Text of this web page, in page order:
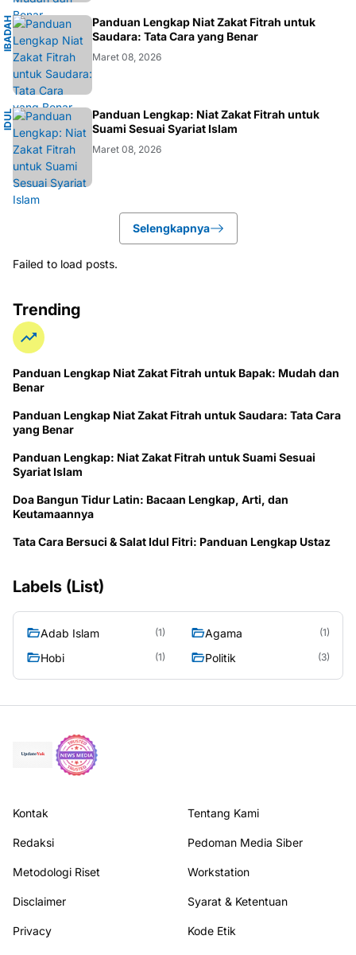
I
B
A
DA
H
I
S
L
AM
Panduan Lengkap Niat Zakat Fitrah untuk
Saudara: Tata Cara yang Benar
Maret 08, 2026
I
D
U
L
F
I
T
RI
Panduan Lengkap: Niat Zakat Fitrah untuk
Suami Sesuai Syariat Islam
Maret 08, 2026
Selengkapnya
Failed to load posts.
Trending
Panduan Lengkap Niat Zakat Fitrah untuk Bapak: Mudah dan
Benar
Panduan Lengkap Niat Zakat Fitrah untuk Saudara: Tata Cara
yang Benar
Panduan Lengkap: Niat Zakat Fitrah untuk Suami Sesuai
Syariat Islam
Doa Bangun Tidur Latin: Bacaan Lengkap, Arti, dan
Keutamaannya
Tata Cara Bersuci & Salat Idul Fitri: Panduan Lengkap Ustaz
Labels (List)
Adab Islam (1) Agama (1)
Hobi (1) Politik (3)
Kontak Tentang Kami
Redaksi Pedoman Media Siber
Metodologi Riset Workstation
Disclaimer Syarat & Ketentuan
Privacy Kode Etik